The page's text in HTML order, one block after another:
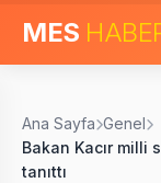
MES
Ana Sayfa Genel
Bakan Kacır milli
tanıttı